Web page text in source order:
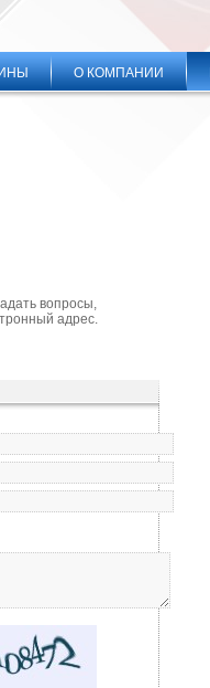
О КОМПАНИИ
вопросы,
адрес.